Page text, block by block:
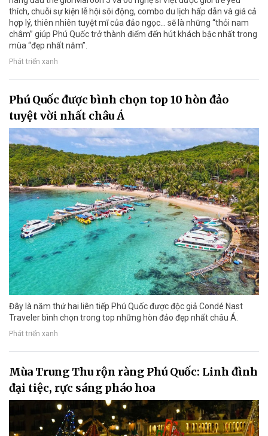
thích, chuỗi sự kiện lễ hội sôi động, combo du lịch hấp dẫn và giá cả
hợp lý, thiên nhiên tuyệt mĩ của đảo ngọc… sẽ là những “thỏi nam
châm” giúp Phú Quốc trở thành điểm đến hút khách bậc nhất trong
mùa “đẹp nhất năm”.
Phát triển xanh
Phú Quốc được bình chọn top 10 hòn đảo
tuyệt vời nhất châu Á
Đây là năm thứ hai liên tiếp Phú Quốc được độc giả Condé Nast
Traveler bình chọn trong top những hòn đảo đẹp nhất châu Á.
Phát triển xanh
Mùa Trung Thu rộn ràng Phú Quốc: Linh đình
đại tiệc, rực sáng pháo hoa